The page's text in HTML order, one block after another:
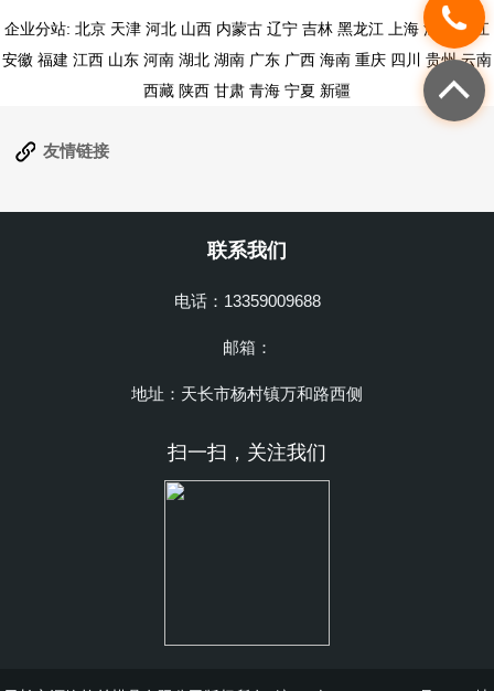
企业分站: 北京 天津 河北 山西 内蒙古 辽宁 吉林 黑龙江 上海 江苏 浙江
安徽 福建 江西 山东 河南 湖北 湖南 广东 广西 海南 重庆 四川 贵州 云南
西藏 陕西 甘肃 青海 宁夏 新疆
友情链接
联系我们
电话：13359009688
邮箱：
地址：天长市杨村镇万和路西侧
扫一扫，关注我们